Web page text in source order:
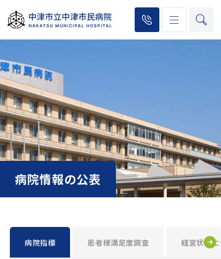
病院情報の公表
病院指標 患者様満足度調査 経営状況